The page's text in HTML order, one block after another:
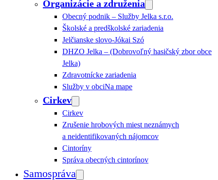
Organizácie a združenia
Obecný podnik – Služby Jelka s.r.o.
Školské a predškolské zariadenia
Jelčianske slovo-Jókai Szó
DHZO Jelka – (Dobrovoľný hasičský zbor obce
Jelka)
Zdravotnícke zariadenia
Služby v obciNa mape
Cirkev
Cirkev
Zrušenie hrobových miest neznámych
a neidentifikovaných nájomcov
Cintoríny
Správa obecných cintorínov
Samospráva